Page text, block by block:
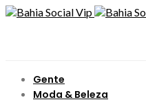
Gente
Moda & Beleza